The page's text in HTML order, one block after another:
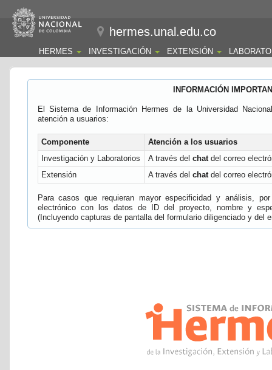
hermes.unal.edu.co
HERMES INVESTIGACIÓN EXTENSIÓN
INFORMACIÓN
El Sistema de Información Hermes de la Universidad
atención a usuarios:
Componente
Atención a los usuarios
Investigación y Laboratorios
A través del chatdel correo
Extensión
A través del chatdel correo
Para casos que requieran mayor especificidad y análisis,
electrónico con los datos de ID del proyecto, nombre y
(Incluyendo capturas de pantalla del formulario diligenciado y del